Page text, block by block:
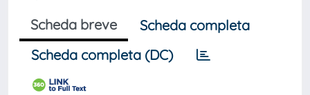
Scheda breve
Scheda completa
Scheda completa (DC)